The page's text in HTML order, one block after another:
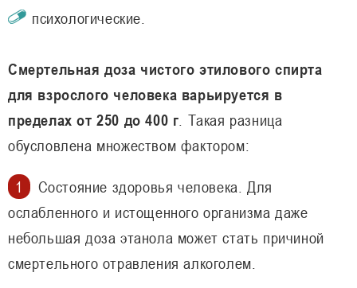
психологические.
Смертельная доза чистого этилового спирта
для взрослого человека варьируется в
пределах от 250 до 400 г . Такая разница
обусловлена множеством фактором:
Состояние здоровья человека. Для
ослабленного и истощенного организма даже
небольшая доза этанола может стать причиной
смертельного отравления алкоголем.